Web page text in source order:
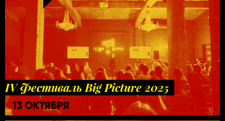
IV Фестиваль Big Picture 2025
13 ОКТЯБРЯ